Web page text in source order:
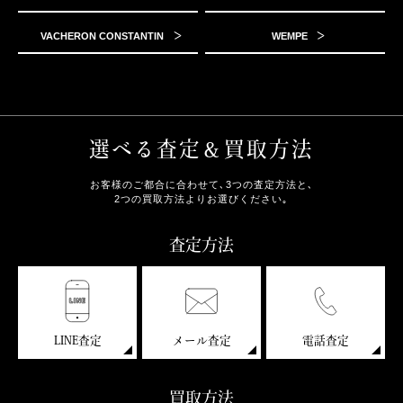
VACHERON CONSTANTIN WEMPE
選べる査定＆買取方法
お客様のご都合に合わせて､3つの査定方法と､
2つの買取方法よりお選びください｡
査定方法
LINE査定 メール査定 電話査定
買取方法